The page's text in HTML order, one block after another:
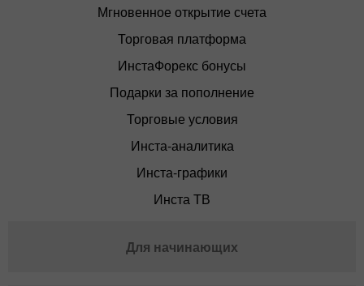
Мгновенное открытие счета
Торговая платформа
ИнстаФорекс бонусы
Подарки за пополнение
Торговые условия
Инста-аналитика
Инста-графики
Инста ТВ
Для начинающих